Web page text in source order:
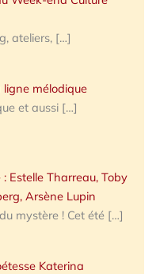
ateliers, […]
ligne mélodique
et aussi […]
Estelle Tharreau, Toby
Arsène Lupin
mystère ! Cet été […]
Katerina